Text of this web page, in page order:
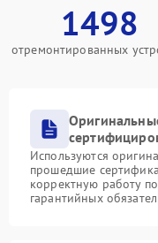
1498
отремонтированных
Используются
прошедшие
корректную работу
гарантийных